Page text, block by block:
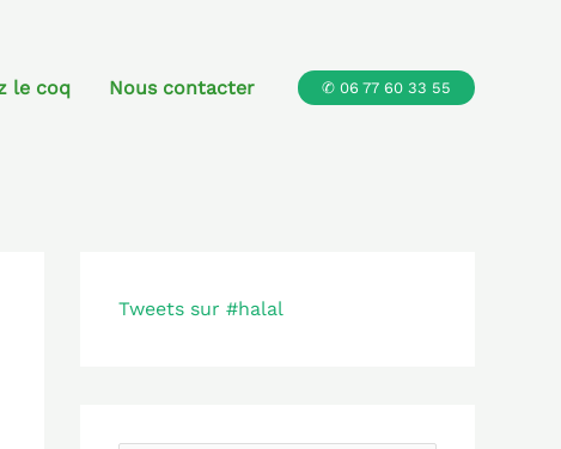
le coq Nous contacter ✆ 06 77 60 33 55
Tweets sur #halal